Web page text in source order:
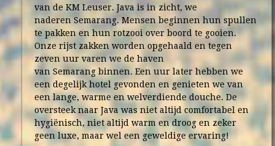
van de KM Leuser. Java is in zicht, we
naderen Semarang. Mensen beginnen hun spullen
te pakken en hun rotzooi over boord te gooien.
Onze rijst zakken worden opgehaald en tegen
zeven uur varen we de haven
van Semarang binnen. Een uur later hebben we
een degelijk hotel gevonden en genieten we van
een lange, warme en welverdiende douche. De
oversteek naar Java was niet altijd comfortabel en
hygiënisch, niet altijd warm en droog en zeker
geen luxe, maar wel een geweldige ervaring!